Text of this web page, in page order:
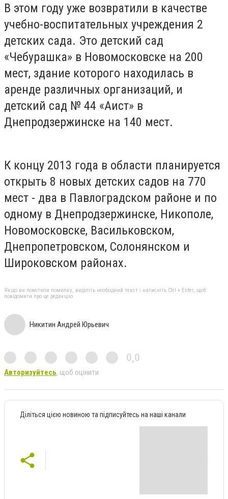
В этом году уже возвратили в качестве
учебно-воспитательных учреждения 2
детских сада. Это детский сад
«Чебурашка» в Новомосковске на 200
мест, здание которого находилась в
аренде различных организаций, и
детский сад № 44 «Аист» в
Днепродзержинске на 140 мест.
К концу 2013 года в области планируется
открыть 8 новых детских садов на 770
мест - два в Павлоградском районе и по
одному в Днепродзержинске, Никополе,
Новомосковске, Васильковском,
Днепропетровском, Солонянском и
Широковском районах.
Якщо ви помітили помилку, виділіть необхідний текст і натисніть Ctrl + Enter, щоб
повідомити про це редакцію
Никитин Андрей Юрьевич
0,0
Авторизуйтесь, щоб оцінити
Діліться цією новиною та підписуйтесь на наші канали